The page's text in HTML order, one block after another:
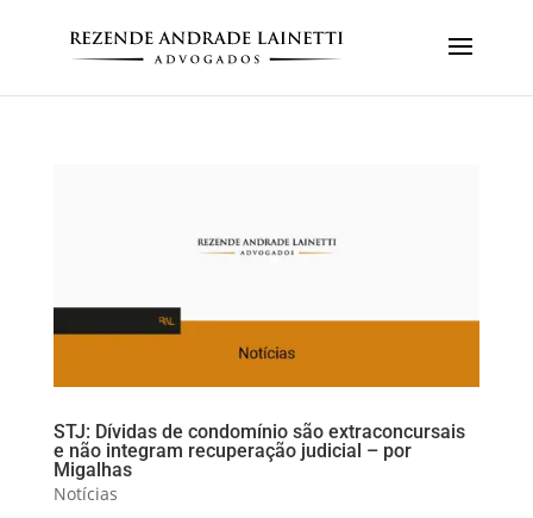
STJ: Dívidas de condomínio são extraconcursais
e não integram recuperação judicial – por
Migalhas
Notícias